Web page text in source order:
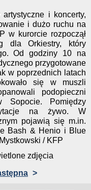
i koncerty,
i dużo ruchu na
w kurorcie rozpoczął
dla Orkiestry, który
Od godziny 10 na
przygotowane
w poprzednich latach
się w muszli
podopieczni
Sopocie. Pomiędzy
na żywo. W
pojawią się m.in.
Bash & Henio i Blue
/ KFP
zdjęcia
>